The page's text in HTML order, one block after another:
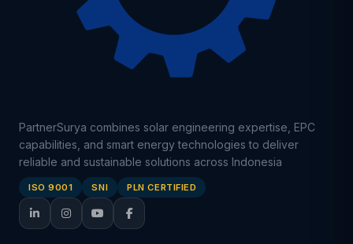
PartnerSurya combines solar engineering expertise, EPC
capabilities, and smart energy technologies to deliver
reliable and sustainable solutions across Indonesia
ISO 9001 SNI PLN CERTIFIED